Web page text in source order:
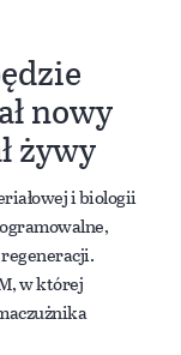
nowy
żywy
i biologii
w której